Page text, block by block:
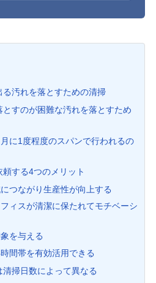
汚れを落とすための清掃
すのが困難な汚れを落とすため
に1度程度のスパンで行われるの
する4つのメリット
つながり生産性が向上する
ィスが清潔に保たれてモチベーシ
を与える
間帯を有効活用できる
掃日数によって異なる